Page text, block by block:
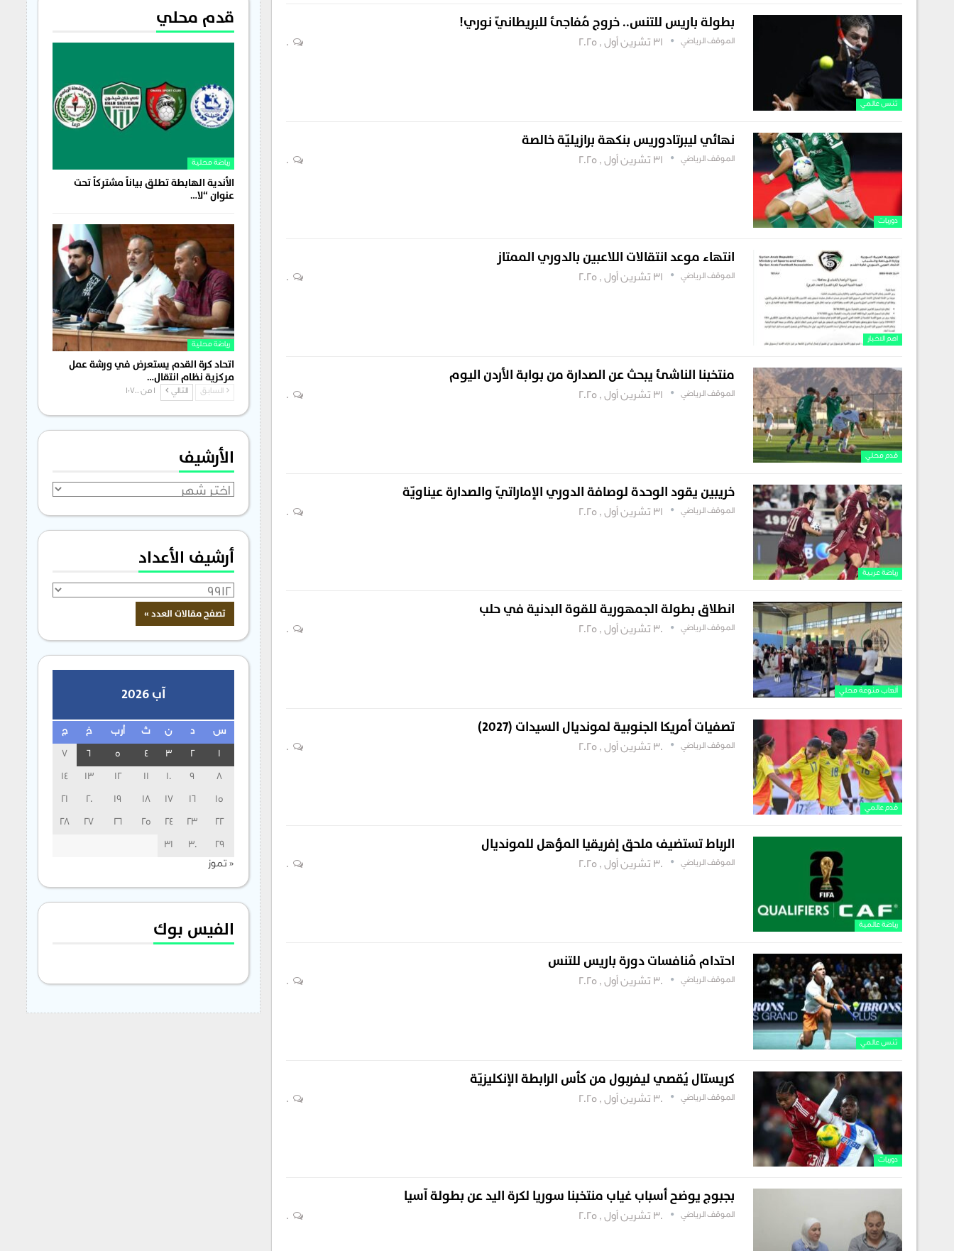
تنس عالمي
بطولة باريس للتنس.. خروج مُفاجئ للبريطانيّ نوري!
الموقف الرياضي 31 تشرين أول , 2025
دوريات
نهائي ليبرتادوريس بنكهة برازيليّة خالصة
الموقف الرياضي 31 تشرين أول , 2025
اهم الاخبار
انتهاء موعد انتقالات اللاعبين بالدوري الممتاز
الموقف الرياضي 31 تشرين أول , 2025
قدم محلي
منتخبنا الناشئ يبحث عن الصدارة من بوابة الأردن اليوم
الموقف الرياضي 31 تشرين أول , 2025
رياضة عربية
خريبين يقود الوحدة لوصافة الدوري الإماراتيّ والصدارة عيناويّة
الموقف الرياضي 31 تشرين أول , 2025
ألعاب منوعة محلي
انطلاق بطولة الجمهورية للقوة البدنية في حلب
الموقف الرياضي 30 تشرين أول , 2025
قدم عالمي
تصفيات أمريكا الجنوبية لمونديال السيدات (2027)
الموقف الرياضي 30 تشرين أول , 2025
رياضة عالمية
الرباط تستضيف ملحق إفريقيا المؤهل للمونديال
الموقف الرياضي 30 تشرين أول , 2025
تنس عالمي
احتدام مُنافسات دورة باريس للتنس
الموقف الرياضي 30 تشرين أول , 2025
دوريات
كريستال يُقصي ليفربول من كأس الرابطة الإنكليزيّة
الموقف الرياضي 30 تشرين أول , 2025
بجبوج يوضح أسباب غياب منتخبنا سوريا لكرة اليد عن بطولة آسيا
الموقف الرياضي 30 تشرين أول , 2025
قدم محلي
رياضة محلية
الأندية الهابطة تطلق بياناً مشتركاً تحت
عنوان “لا…
رياضة محلية
اتحاد كرة القدم يستعرض في ورشة عمل
مركزية نظام انتقال…
السابق التالي 1 من 1٬700
الأرشيف
الأرشيف
أرشيف الأعداد
آب 2026
س د ن ث أرب خ ج
1
2
3
4
5
6
7
8
9
10
11
12
13
14
15
16
17
18
19
20
21
22
23
24
25
26
27
28
29
30
31
« تموز
الفيس بوك